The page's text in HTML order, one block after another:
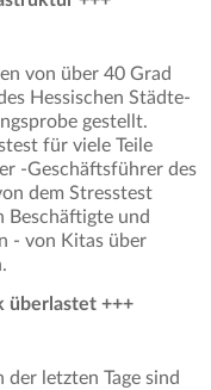
von über 40 Grad
Hessischen Städte-
gestellt.
für viele Teile
-Geschäftsführer des
dem Stresstest
Beschäftigte und
- von Kitas über
überlastet +++
letzten Tage sind